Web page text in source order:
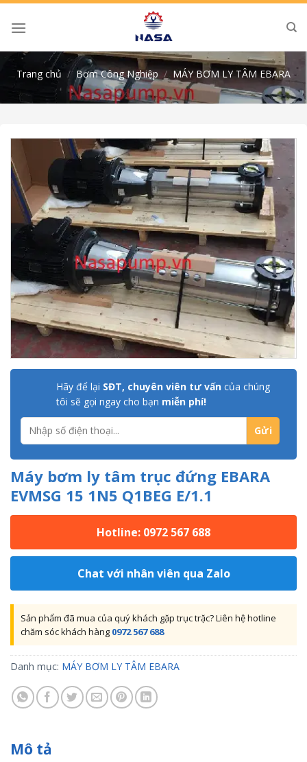
Skip
Trang chủ / Bơm Công Nghiệp / MÁY BƠM LY TÂM EBARA
Hãy để lại SĐT, chuyên viên tư vấn của chúng
tôi sẽ gọi ngay cho bạn miễn phí!
Máy bơm ly tâm trục đứng EBARA
EVMSG 15 1N5 Q1BEG E/1.1
Hotline: 0972 567 688
Chat với nhân viên qua Zalo
Sản phẩm đã mua của quý khách gặp trục trặc? Liên hệ hotline
chăm sóc khách hàng 0972 567 688
Danh mục: MÁY BƠM LY TÂM EBARA
Mô tả